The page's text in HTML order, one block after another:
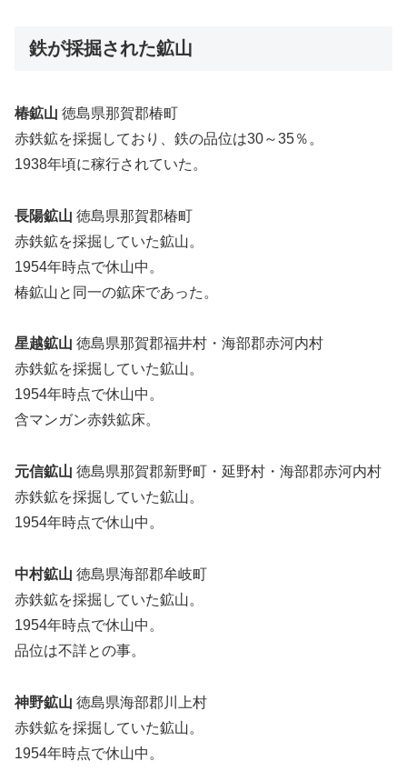
鉄が採掘された鉱山
椿鉱山 徳島県那賀郡椿町
赤鉄鉱を採掘しており、鉄の品位は30～35％。
1938年頃に稼行されていた。
長陽鉱山 徳島県那賀郡椿町
赤鉄鉱を採掘していた鉱山。
1954年時点で休山中。
椿鉱山と同一の鉱床であった。
星越鉱山 徳島県那賀郡福井村・海部郡赤河内村
赤鉄鉱を採掘していた鉱山。
1954年時点で休山中。
含マンガン赤鉄鉱床。
元信鉱山 徳島県那賀郡新野町・延野村・海部郡赤河内村
赤鉄鉱を採掘していた鉱山。
1954年時点で休山中。
中村鉱山 徳島県海部郡牟岐町
赤鉄鉱を採掘していた鉱山。
1954年時点で休山中。
品位は不詳との事。
神野鉱山 徳島県海部郡川上村
赤鉄鉱を採掘していた鉱山。
1954年時点で休山中。